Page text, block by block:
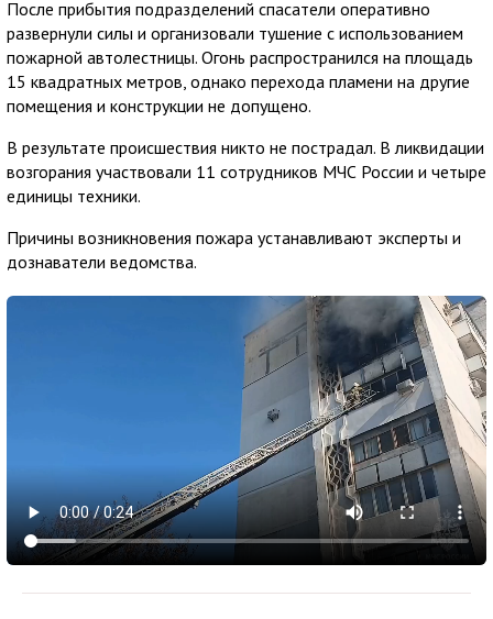
После прибытия подразделений спасатели оперативно
развернули силы и организовали тушение с использованием
пожарной автолестницы. Огонь распространился на площадь
15 квадратных метров, однако перехода пламени на другие
помещения и конструкции не допущено.
В результате происшествия никто не пострадал. В ликвидации
возгорания участвовали 11 сотрудников МЧС России и четыре
единицы техники.
Причины возникновения пожара устанавливают эксперты и
дознаватели ведомства.